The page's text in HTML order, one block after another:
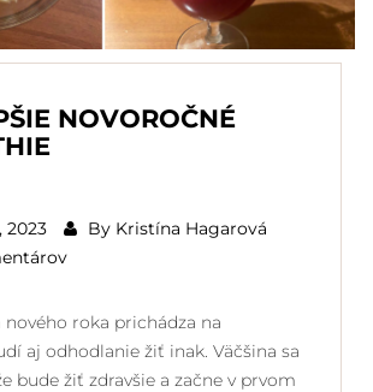
NOVOROČNÉ
2023 By Kristína Hagarová
roka prichádza na
aj odhodlanie žiť inak. Väčšina sa
bude žiť zdravšie a začne v prvom